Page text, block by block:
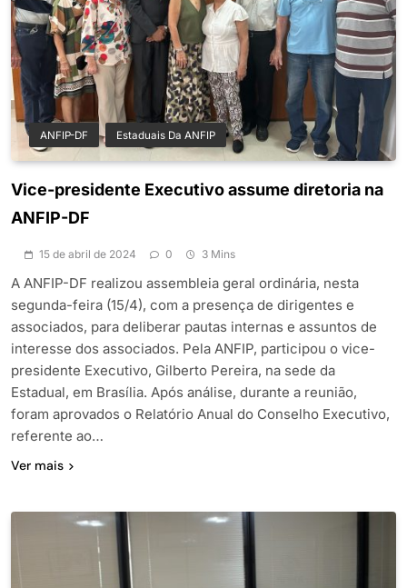
ANFIP-DF Estaduais Da ANFIP
Vice-presidente Executivo assume diretoria na
ANFIP-DF
15 de abril de 2024 0 3 Mins
A ANFIP-DF realizou assembleia geral ordinária, nesta
segunda-feira (15/4), com a presença de dirigentes e
associados, para deliberar pautas internas e assuntos de
interesse dos associados. Pela ANFIP, participou o vice-
presidente Executivo, Gilberto Pereira, na sede da
Estadual, em Brasília. Após análise, durante a reunião,
foram aprovados o Relatório Anual do Conselho Executivo,
referente ao…
Ver mais